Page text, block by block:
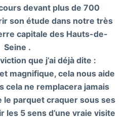
devant plus de 700
son étude dans notre très
capitale des Hauts-de-
Seine .
que j’ai déjà dite :
magnifique, cela nous aide
cela ne remplacera jamais
le parquet craquer sous ses
les 5 sens d’une vraie visite